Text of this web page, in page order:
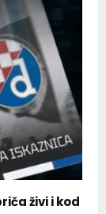
živi i kod